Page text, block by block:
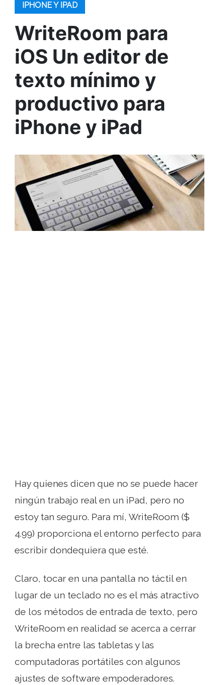
IPHONE Y IPAD
WriteRoom para
iOS Un editor de
texto mínimo y
productivo para
iPhone y iPad
Hay quienes dicen que no se puede hacer
ningún trabajo real en un iPad, pero no
estoy tan seguro. Para mí, WriteRoom ($
4.99) proporciona el entorno perfecto para
escribir dondequiera que esté.
Claro, tocar en una pantalla no táctil en
lugar de un teclado no es el más atractivo
de los métodos de entrada de texto, pero
WriteRoom en realidad se acerca a cerrar
la brecha entre las tabletas y las
computadoras portátiles con algunos
ajustes de software empoderadores.